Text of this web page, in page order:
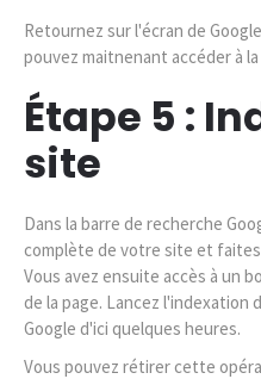
Retournez sur l'écran de
pouvez maitnenant accéder à
Étape 5 :
site
Dans la barre de recherche
complète de votre site et
Vous avez ensuite accès à un
de la page. Lancez l'indexation
Google d'ici quelques heures.
Vous pouvez rétirer cette